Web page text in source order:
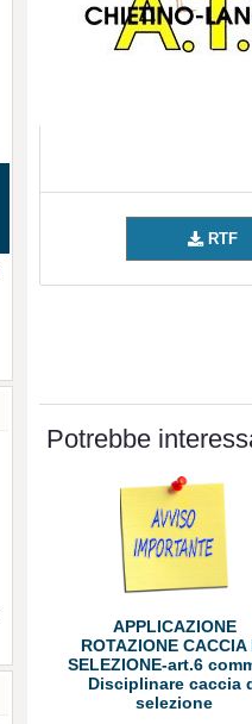
RTF
Potrebbe
APPLICAZIONE
ROTAZIONE CACCIA
SELEZIONE-art.6
Disciplinare caccia
selezione